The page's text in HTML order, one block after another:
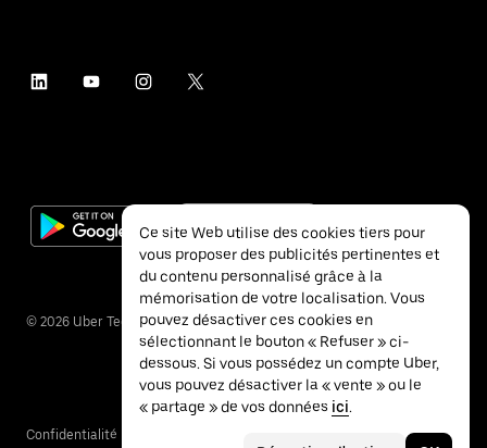
© 2026 Uber Technologies Inc.
Confidentialité
Ce site Web utilise des cookies tiers pour
vous proposer des publicités pertinentes et
du contenu personnalisé grâce à la
mémorisation de votre localisation. Vous
pouvez désactiver ces cookies en
sélectionnant le bouton « Refuser » ci-
dessous. Si vous possédez un compte Uber,
vous pouvez désactiver la « vente » ou le
« partage » de vos données ici.